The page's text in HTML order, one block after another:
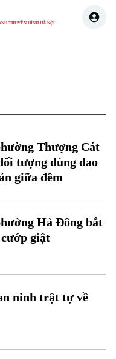
TRUYỀN HÌNH HÀ NỘI
Thượng Cát
tượng dùng dao
giữa đêm
Hà Đông bắt
giật
ninh trật tự về